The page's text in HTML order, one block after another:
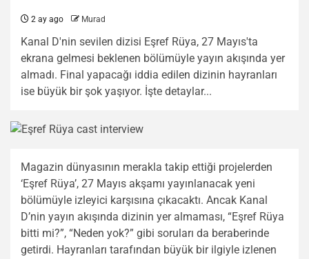
2 ay ago Murad
Kanal D'nin sevilen dizisi Eşref Rüya, 27 Mayıs'ta
ekrana gelmesi beklenen bölümüyle yayın akışında yer
almadı. Final yapacağı iddia edilen dizinin hayranları
ise büyük bir şok yaşıyor. İşte detaylar...
Magazin dünyasının merakla takip ettiği projelerden
‘Eşref Rüya’, 27 Mayıs akşamı yayınlanacak yeni
bölümüyle izleyici karşısına çıkacaktı. Ancak Kanal
D’nin yayın akışında dizinin yer almaması, “Eşref Rüya
bitti mi?”, “Neden yok?” gibi soruları da beraberinde
getirdi. Hayranları tarafından büyük bir ilgiyle izlenen